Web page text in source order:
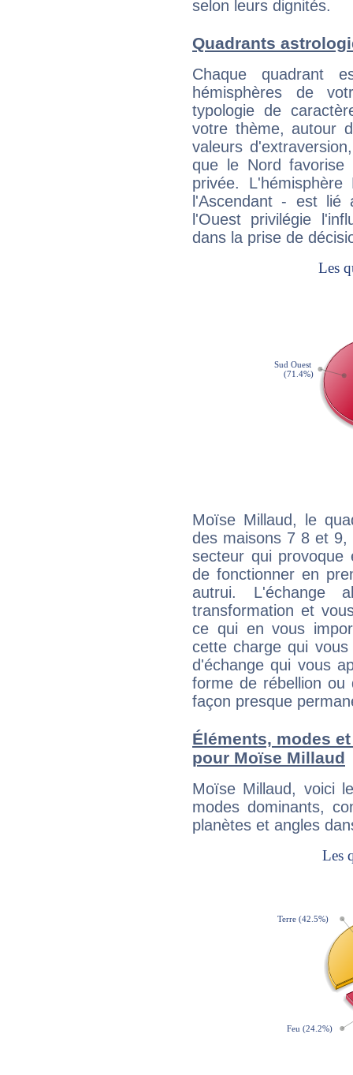
selon leurs dignités.
Quadrants
Chaque quadrant
hémisphères de
typologie de
votre thème, autour
valeurs
que le Nord favorise
privée.
l'Ascendant - est
l'Ouest privilégie
dans la prise de
Moïse Millaud, le
des maisons 7 8 et
secteur qui provoque
de fonctionner en
autrui. L'échange
transformation et
ce qui en vous
cette charge qui
d'échange qui vous
forme de rébellion ou
façon presque
Éléments, modes
pour Moïse Millaud
Moïse Millaud, voici
modes dominants,
planètes et angles